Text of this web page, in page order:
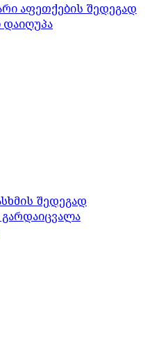
აფეთქების შედეგად
შედეგად
გარდაიცვალა